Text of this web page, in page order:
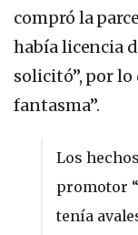
compró la
había licencia
solicitó”, por lo
fantasma”.
Los
promotor
tenía